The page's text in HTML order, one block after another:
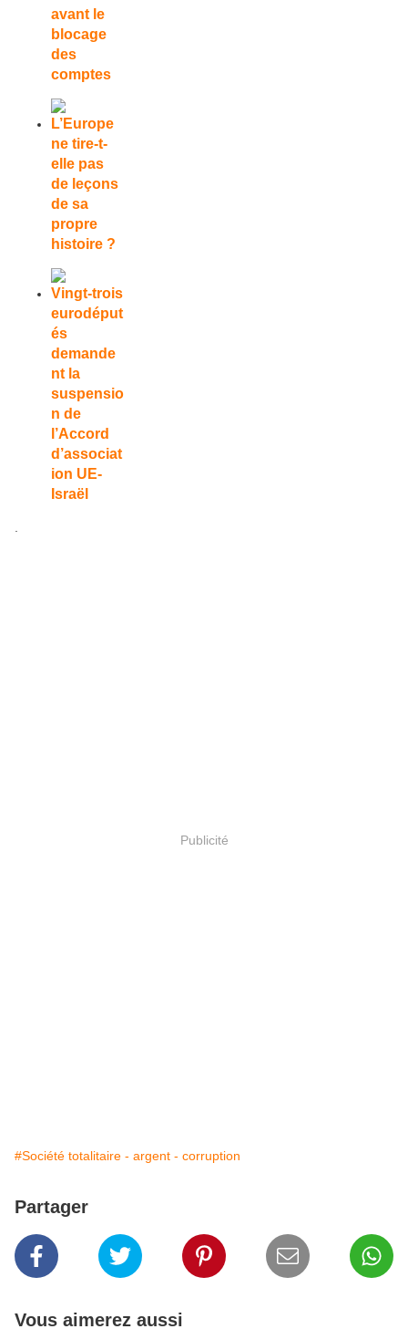
avant le
blocage
des
comptes
L’Europe
ne tire-t-
elle pas
de leçons
de sa
propre
histoire ?
Vingt-trois
eurodéput
és
demande
nt la
suspensio
n de
l’Accord
d’associat
ion UE-
Israël
Publicité
#Société totalitaire - argent - corruption
Partager
Vous aimerez aussi